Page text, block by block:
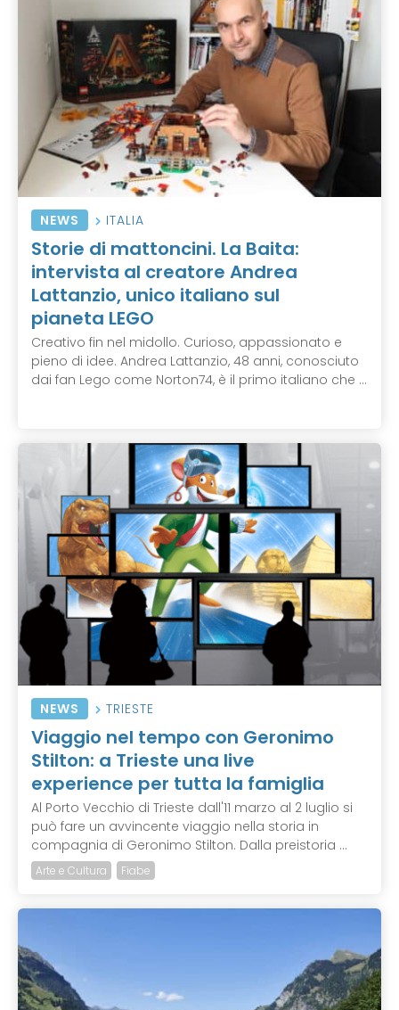
NEWS ITALIA
Storie di mattoncini. La Baita:
intervista al creatore Andrea
Lattanzio, unico italiano sul
pianeta LEGO
Creativo fin nel midollo. Curioso, appassionato e
pieno di idee. Andrea Lattanzio, 48 anni, conosciuto
dai fan Lego come Norton74, è il primo italiano che ...
NEWS TRIESTE
Viaggio nel tempo con Geronimo
Stilton: a Trieste una live
experience per tutta la famiglia
Al Porto Vecchio di Trieste dall'11 marzo al 2 luglio si
può fare un avvincente viaggio nella storia in
compagnia di Geronimo Stilton. Dalla preistoria ...
Arte e Cultura Fiabe